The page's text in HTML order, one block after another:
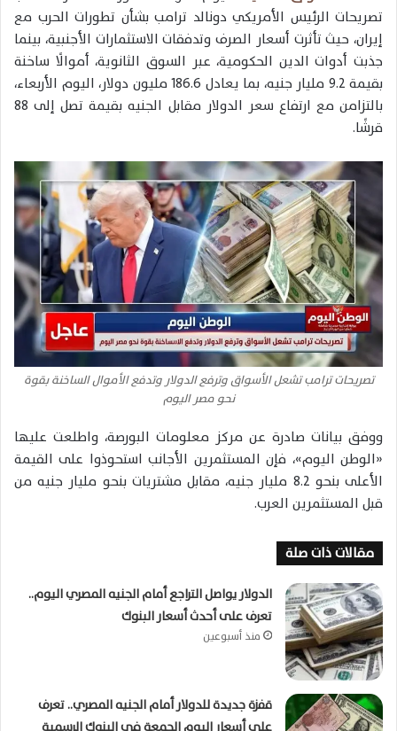
ا
تصريحات الرئيس الأمريكي دونالد ترامب بشأن تطورات الحرب مع
إيران، حيث تأثرت أسعار الصرف وتدفقات الاستثمارات الأجنبية، بينما
جذبت أدوات الدين الحكومية، عبر السوق الثانوية، أموالًا ساخنة
بقيمة 9.2 مليار جنيه، بما يعادل 186.6 مليون دولار، اليوم الأربعاء،
بالتزامن مع ارتفاع سعر الدولار مقابل الجنيه بقيمة تصل إلى 88
قرشًا.
تصريحات ترامب تشعل الأسواق وترفع الدولار وتدفع الأموال الساخنة بقوة
نحو مصر اليوم
ووفق بيانات صادرة عن مركز معلومات البورصة، واطلعت عليها
«الوطن اليوم»، فإن المستثمرين الأجانب استحوذوا على القيمة
الأعلى بنحو 8.2 مليار جنيه، مقابل مشتريات بنحو مليار جنيه من
قبل المستثمرين العرب.
مقالات ذات صلة
الدولار يواصل التراجع أمام الجنيه المصري اليوم..
تعرف على أحدث أسعار البنوك
منذ أسبوعين
قفزة جديدة للدولار أمام الجنيه المصري.. تعرف